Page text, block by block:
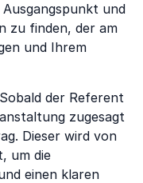
und
zu finden, der am
und Ihrem
Sobald der Referent
zugesagt
Dieser wird von
um die
einen klaren